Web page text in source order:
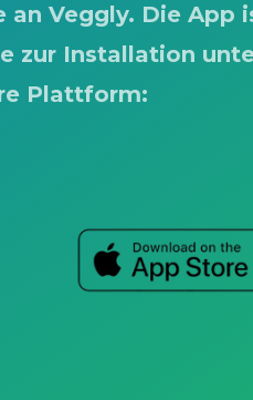
an Veggly. Die App
zur Installation
Plattform: